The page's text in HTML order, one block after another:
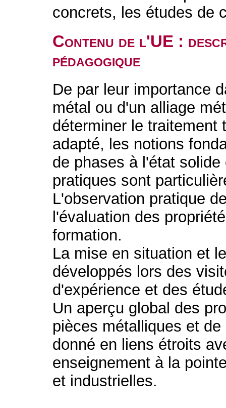
concrets, les études de
Contenu de l'UE :
pédagogique
De par leur importance
métal ou d'un alliage
déterminer le traitement
adapté, les notions
de phases à l'état
pratiques sont
L'observation pratique
l'évaluation des
formation.
La mise en situation et
développés lors des
d'expérience et des
Un aperçu global des
pièces métalliques et
donné en liens étroits
enseignement à la
et industrielles.